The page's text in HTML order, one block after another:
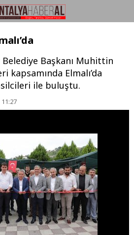
Başkanı Muhittin
kapsamında Elmalı’da
ile buluştu.